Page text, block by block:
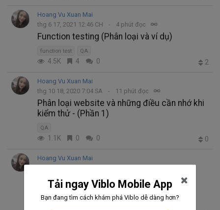
Hoang Vu Xuan Mai
thg 6 17, 2021 12:46 CH
4 phút đọc
Function testing (Phân loại và ví dụ)
function test QA
4.5K 4 0 2
Hoang Vu Xuan Mai
thg 10 18, 2020 7:04 SA
11 phút đọc
Phân loại website và những điều cần nhớ khi
kiểm thử - (Phần 1)
QA
1.1K 0 0 0
Hoang Vu Xuan Mai
Các điều cần chú ý khi thực hiện việc kiểm
thử trang Web
Tải ngay Viblo Mobile App
Bạn đang tìm cách khám phá Viblo dễ dàng hơn?